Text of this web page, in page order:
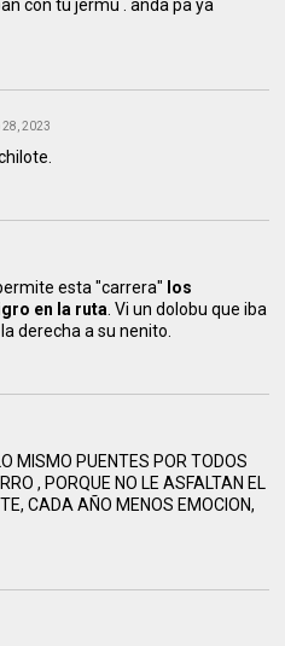
con tu jermu . anda pa ya
2023
esta "carrera" los
en la ruta. Vi un dolobu que iba
derecha a su nenito.
MISMO PUENTES POR TODOS
, PORQUE NO LE ASFALTAN EL
CADA AÑO MENOS EMOCION,